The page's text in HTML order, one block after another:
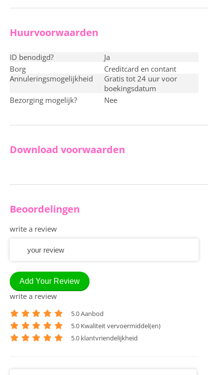
Huurvoorwaarden
ID benodigd?
ja
Borg
creditcard en contant
Annuleringsmogelijkheid
Gratis tot 24 uur voor
boekingsdatum
Bezorging mogelijk?
nee
Download voorwaarden
Beoordelingen
write a review
Add Your Review
write a review
5.0 Aanbod
5.0 Kwaliteit vervoermiddel(en)
5.0 klantvriendelijkheid